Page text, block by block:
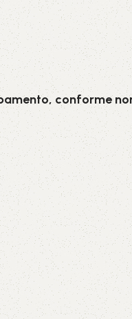
conforme